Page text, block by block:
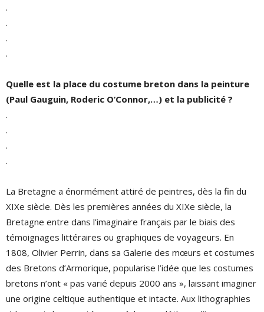
.
.
.
.
Quelle est la place du costume breton dans la peinture
(Paul Gauguin, Roderic O’Connor,…) et la publicité ?
.
.
.
.
La Bretagne a énormément attiré de peintres, dès la fin du
XIXe siècle. Dès les premières années du XIXe siècle, la
Bretagne entre dans l’imaginaire français par le biais des
témoignages littéraires ou graphiques de voyageurs. En
1808, Olivier Perrin, dans sa Galerie des mœurs et costumes
des Bretons d’Armorique, popularise l’idée que les costumes
bretons n’ont « pas varié depuis 2000 ans », laissant imaginer
une origine celtique authentique et intacte. Aux lithographies